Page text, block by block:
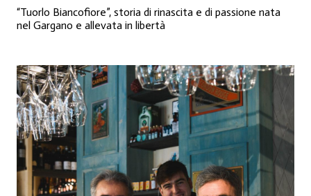
“Tuorlo Biancofiore”, storia di rinascita e di passione nata
nel Gargano e allevata in libertà